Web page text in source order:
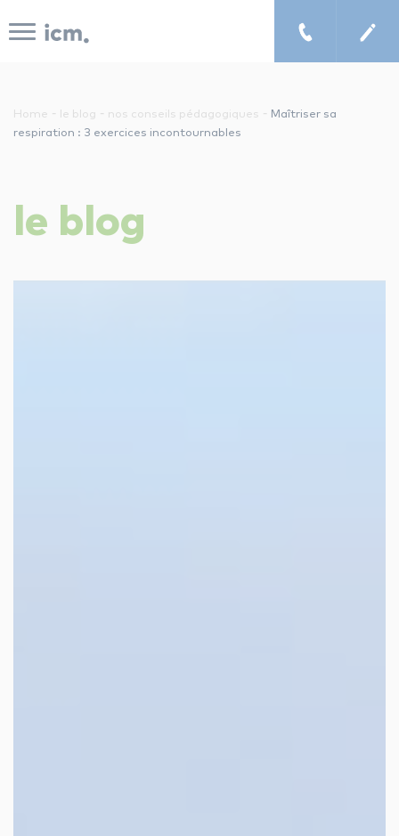
cours de musique à domicile
Home - le blog - nos conseils pédagogiques - Maîtriser sa
respiration : 3 exercices incontournables
le blog